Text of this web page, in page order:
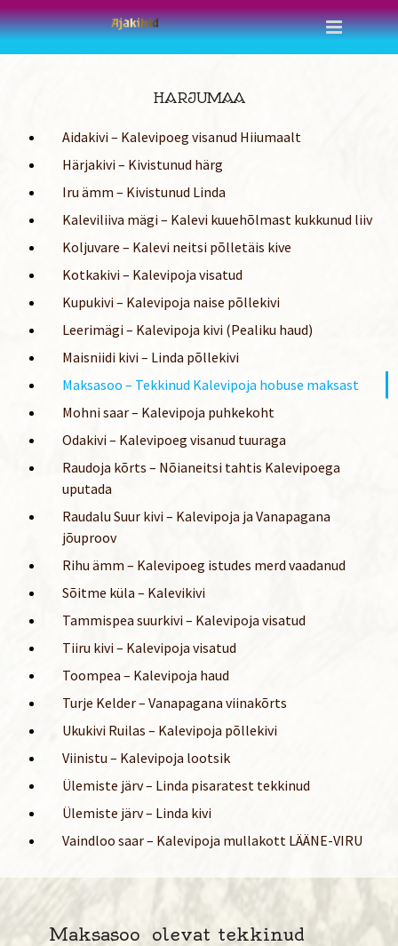
Skip
to
content
Maksasoo olevat tekkinud
HARJUMAA
Aidakivi – Kalevipoeg visanud Hiiumaalt
Härjakivi – Kivistunud härg
Iru ämm – Kivistunud Linda
Kaleviliiva mägi – Kalevi kuuehõlmast kukkunud liiv
Koljuvare – Kalevi neitsi põlletäis kive
Kotkakivi – Kalevipoja visatud
Kupukivi – Kalevipoja naise põllekivi
Leerimägi – Kalevipoja kivi (Pealiku haud)
Maisniidi kivi – Linda põllekivi
Maksasoo – Tekkinud Kalevipoja hobuse maksast
Mohni saar – Kalevipoja puhkekoht
Odakivi – Kalevipoeg visanud tuuraga
Raudoja kõrts – Nõianeitsi tahtis Kalevipoega
uputada
Raudalu Suur kivi – Kalevipoja ja Vanapagana
jõuproov
Rihu ämm – Kalevipoeg istudes merd vaadanud
Sõitme küla – Kalevikivi
Tammispea suurkivi – Kalevipoja visatud
Tiiru kivi – Kalevipoja visatud
Toompea – Kalevipoja haud
Turje Kelder – Vanapagana viinakõrts
Ukukivi Ruilas – Kalevipoja põllekivi
Viinistu – Kalevipoja lootsik
Ülemiste järv – Linda pisaratest tekkinud
Ülemiste järv – Linda kivi
Vaindloo saar – Kalevipoja mullakott LÄÄNE-VIRU